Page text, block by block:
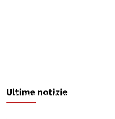
Ultime notizie
Redazione 07/08/2026